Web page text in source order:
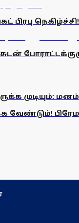
நெகிழ்ச்சி!
முடியும்: